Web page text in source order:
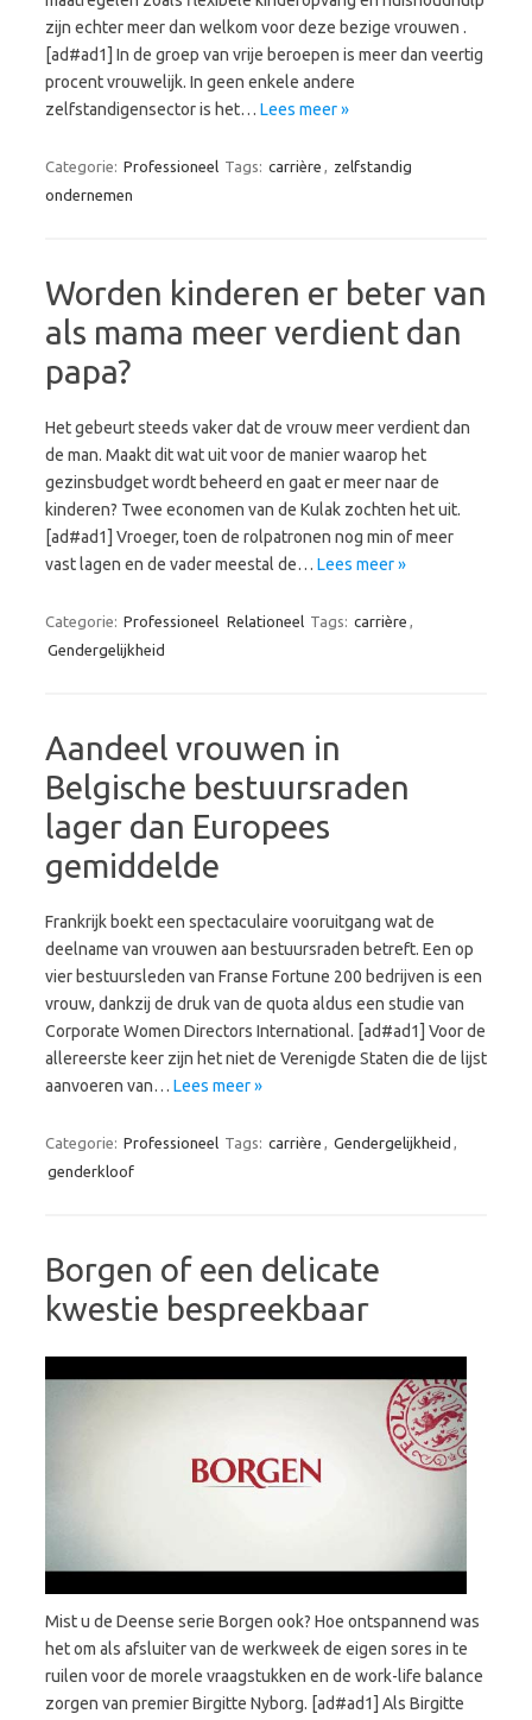
zijn echter meer dan welkom voor deze bezige vrouwen .
[ad#ad1] In de groep van vrije beroepen is meer dan veertig
procent vrouwelijk. In geen enkele andere
zelfstandigensector is het… Lees meer »
Categorie: Professioneel Tags: carrière , zelfstandig
ondernemen
Worden kinderen er beter van
als mama meer verdient dan
papa?
Het gebeurt steeds vaker dat de vrouw meer verdient dan
de man. Maakt dit wat uit voor de manier waarop het
gezinsbudget wordt beheerd en gaat er meer naar de
kinderen? Twee economen van de Kulak zochten het uit.
[ad#ad1] Vroeger, toen de rolpatronen nog min of meer
vast lagen en de vader meestal de… Lees meer »
Categorie: Professioneel Relationeel Tags: carrière ,
Gendergelijkheid
Aandeel vrouwen in
Belgische bestuursraden
lager dan Europees
gemiddelde
Frankrijk boekt een spectaculaire vooruitgang wat de
deelname van vrouwen aan bestuursraden betreft. Een op
vier bestuursleden van Franse Fortune 200 bedrijven is een
vrouw, dankzij de druk van de quota aldus een studie van
Corporate Women Directors International. [ad#ad1] Voor de
allereerste keer zijn het niet de Verenigde Staten die de lijst
aanvoeren van… Lees meer »
Categorie: Professioneel Tags: carrière , Gendergelijkheid ,
genderkloof
Borgen of een delicate
kwestie bespreekbaar
Mist u de Deense serie Borgen ook? Hoe ontspannend was
het om als afsluiter van de werkweek de eigen sores in te
ruilen voor de morele vraagstukken en de work-life balance
zorgen van premier Birgitte Nyborg. [ad#ad1] Als Birgitte